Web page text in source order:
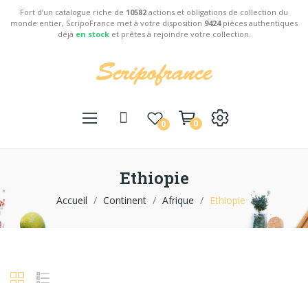
Fort d’un catalogue riche de 10582 actions et obligations de collection du
monde entier, ScripoFrance met à votre disposition 9424pièces authentiques
déjà en stocket prêtes à rejoindre votre collection.
0 0
Ethiopie
Accueil Continent Afrique Ethiopie